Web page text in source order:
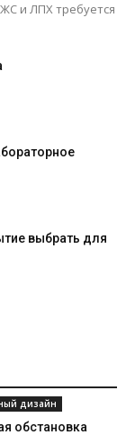
и ЛПХ требуется
выбрать для
дизайн
обстановка